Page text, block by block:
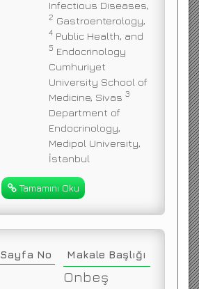
Infectious Diseases,
2 Gastroenterology,
4 Public Health, and
5 Endocrinology
Cumhuriyet
University School of
Medicine, Sivas 3
Department of
Endocrinology,
Medipol University,
İstanbul
Tamamını Oku
Sayfa No Makale Başlığı
Onbeş